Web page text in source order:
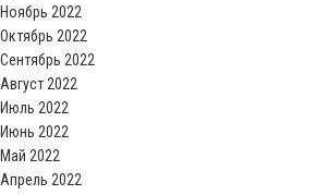
Ноябрь 2022
Октябрь 2022
Сентябрь 2022
Август 2022
Июль 2022
Июнь 2022
Май 2022
Апрель 2022